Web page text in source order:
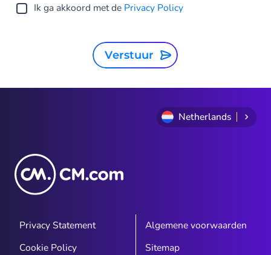
Ik ga akkoord met de Privacy Policy
Verstuur
Netherlands
Privacy Statement
Algemene voorwaarden
Cookie Policy
Sitemap